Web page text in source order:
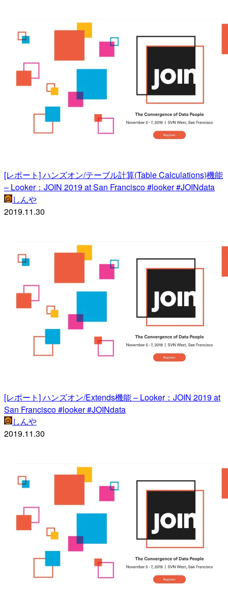
[レポート] ハンズオン/テーブル計算(Table Calculations)機能
– Looker：JOIN 2019 at San Francisco #looker #JOINdata
しんや
2019.11.30
[レポート] ハンズオン/Extends機能 – Looker：JOIN 2019 at
San Francisco #looker #JOINdata
しんや
2019.11.30